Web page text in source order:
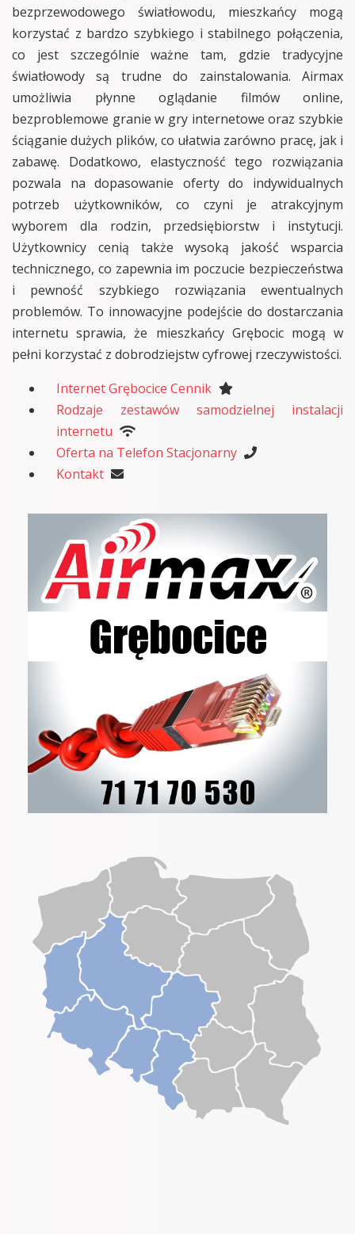
bezprzewodowego światłowodu, mieszkańcy mogą
korzystać z bardzo szybkiego i stabilnego połączenia,
co jest szczególnie ważne tam, gdzie tradycyjne
światłowody są trudne do zainstalowania. Airmax
umożliwia płynne oglądanie filmów online,
bezproblemowe granie w gry internetowe oraz szybkie
ściąganie dużych plików, co ułatwia zarówno pracę, jak i
zabawę. Dodatkowo, elastyczność tego rozwiązania
pozwala na dopasowanie oferty do indywidualnych
potrzeb użytkowników, co czyni je atrakcyjnym
wyborem dla rodzin, przedsiębiorstw i instytucji.
Użytkownicy cenią także wysoką jakość wsparcia
technicznego, co zapewnia im poczucie bezpieczeństwa
i pewność szybkiego rozwiązania ewentualnych
problemów. To innowacyjne podejście do dostarczania
internetu sprawia, że mieszkańcy Grębocic mogą w
pełni korzystać z dobrodziejstw cyfrowej rzeczywistości.
Internet Grębocice Cennik
Rodzaje zestawów samodzielnej instalacji
internetu
Oferta na Telefon Stacjonarny
Kontakt